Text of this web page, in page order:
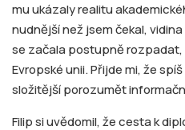
mu ukázaly realitu
nudnější než jsem čekal,
se začala postupně
Evropské unii. Přijde mi, že
složitější porozumět
Filip si uvědomil, že cesta k